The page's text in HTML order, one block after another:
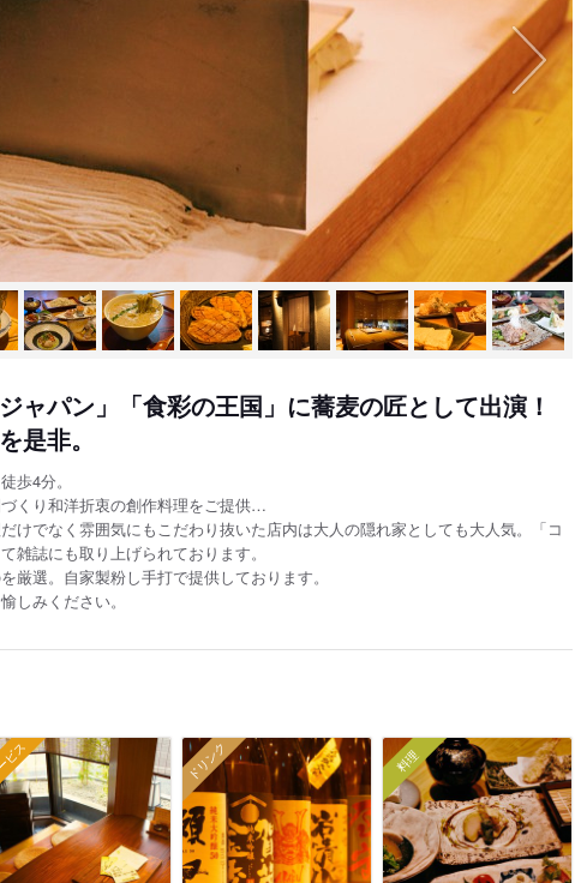
ャパン」「食彩の王国」に蕎麦の匠として出演！
是非。
歩4分。
くり和洋折衷の創作料理をご提供…
けでなく雰囲気にもこだわり抜いた店内は大人の隠れ家としても大人気。「コ
雑誌にも取り上げられております。
厳選。自家製粉し手打で提供しております。
しみください。
ス ドリンク 料理